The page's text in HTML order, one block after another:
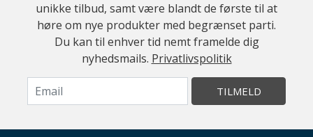
unikke tilbud, samt være blandt de første til at
høre om nye produkter med begrænset parti.
Du kan til enhver tid nemt framelde dig
nyhedsmails. Privatlivspolitik
TILMELD